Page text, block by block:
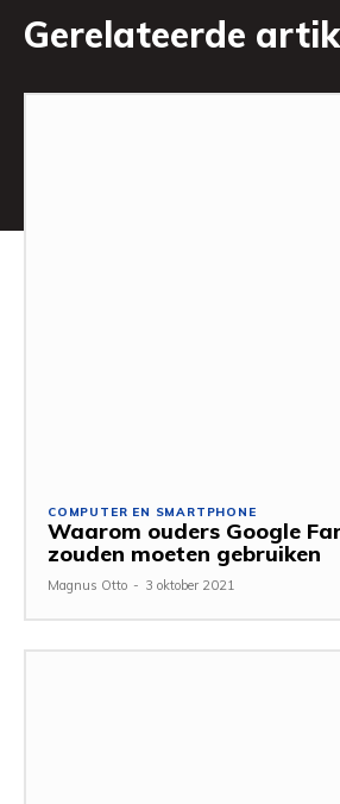
Gerelateerde
COMPUTER EN SMARTPHONE
Waarom ouders Google
zouden moeten gebruiken
Magnus Otto - 3 oktober 2021